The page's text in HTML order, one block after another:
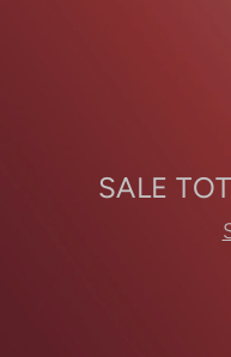
SALE TOT